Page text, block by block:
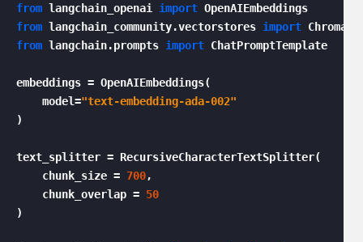
from langchain_openai import
from langchain_community.vectorstores import
from langchain.prompts import ChatPromptTemplate
embeddings = OpenAIEmbeddings(
    model=
"text-embedding-ada-002"
)
text_splitter = RecursiveCharacterTextSplitter(
    chunk_size =
700,
    chunk_overlap =
50
)